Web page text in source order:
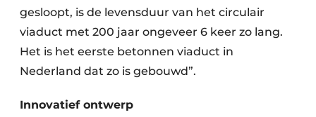
gesloopt, is de levensduur van het circulair
viaduct met 200 jaar ongeveer 6 keer zo lang.
Het is het eerste betonnen viaduct in
Nederland dat zo is gebouwd”.
Innovatief ontwerp